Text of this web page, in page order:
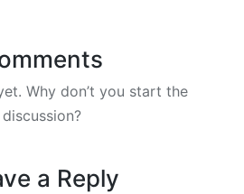
Why don’t you start the
discussion?
a Reply